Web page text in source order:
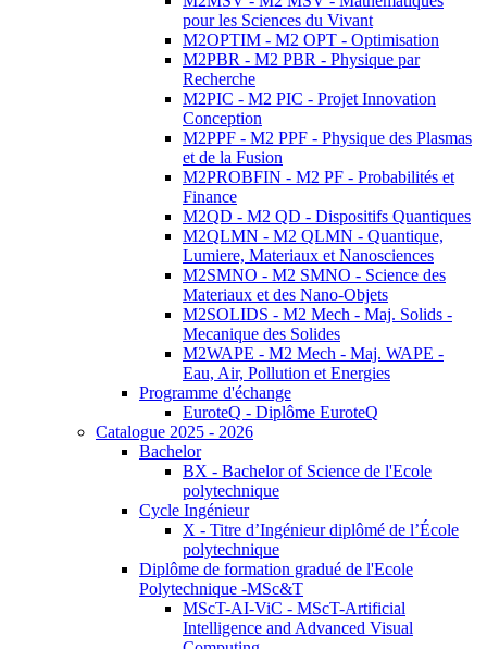
pour les Sciences du Vivant
M2OPTIM - M2 OPT - Optimisation
M2PBR - M2 PBR - Physique par
Recherche
M2PIC - M2 PIC - Projet Innovation
Conception
M2PPF - M2 PPF - Physique des Plasmas
et de la Fusion
M2PROBFIN - M2 PF - Probabilités et
Finance
M2QD - M2 QD - Dispositifs Quantiques
M2QLMN - M2 QLMN - Quantique,
Lumiere, Materiaux et Nanosciences
M2SMNO - M2 SMNO - Science des
Materiaux et des Nano-Objets
M2SOLIDS - M2 Mech - Maj. Solids -
Mecanique des Solides
M2WAPE - M2 Mech - Maj. WAPE -
Eau, Air, Pollution et Energies
Programme d'échange
EuroteQ - Diplôme EuroteQ
Catalogue 2025 - 2026
Bachelor
BX - Bachelor of Science de l'Ecole
polytechnique
Cycle Ingénieur
X - Titre d’Ingénieur diplômé de l’École
polytechnique
Diplôme de formation gradué de l'Ecole
Polytechnique -MSc&T
MScT-AI-ViC - MScT-Artificial
Intelligence and Advanced Visual